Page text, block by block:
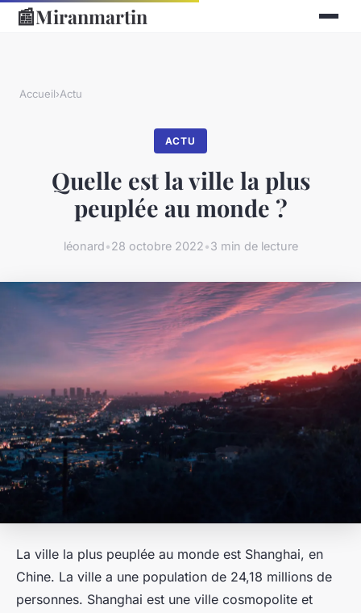
📰Miranmartin
Accueil›Actu
ACTU
Quelle est la ville la plus
peuplée au monde ?
léonard•28 octobre 2022•3 min de lecture
La ville la plus peuplée au monde est Shanghai, en
Chine. La ville a une population de 24,18 millions de
personnes. Shanghai est une ville cosmopolite et